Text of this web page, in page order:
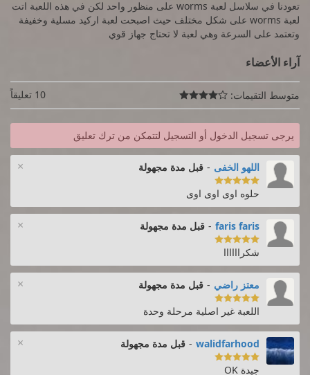
تعودنا في سلاسل لعبة worms على منظور واحد لكن في هذه اللعبة اتت
لعبة worms على شكل مختلف حيث اصبحت لعبة اركيد مسلية وخفيفة
وتعتمد على السرعة وهي لعبة لا تحتاج جهاز قوي
آراء الأعضاء
متوسط التقيمات:  10 تعليقاً
يرجى تسجيل الدخول أو التسجيل لتتمكن من ترك تعليق
× اللهو الخفى - قبل مدة مجهولة

حلوه اوى اوى اوى
× faris faris
- قبل مدة مجهولة

شكراااااا
× معتز راضي - قبل مدة مجهولة

اللعبة غير اصلية مرحلة وحدة
× walidfarhood
- قبل مدة مجهولة

جيدة OK